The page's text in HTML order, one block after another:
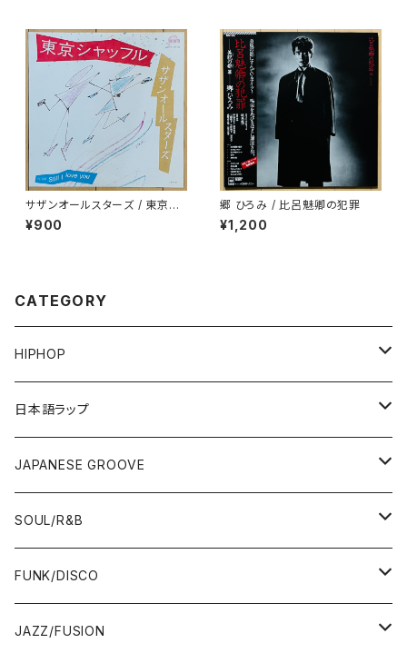
サザンオールスターズ / 東京シ
ャッフル
¥900
郷 ひろみ / 比呂魅卿の犯罪
¥1,200
CATEGORY
HIPHOP
12"/7"
80'S OLD SCHOOL
EARLY 90'S MIDDLE〜NEW SCHOOL
LP
80'S OLD SCHOOL
EARLY 90'S MIDDLE〜NEW SCHOOL
日本語ラップ
12"/7"
80'S OLD SCHOOL〜EARLY 90'S
MID〜LATE 90'S
LP
80'S OLD SCHOOL〜EARLY 90'S
MID〜LATE 90'S
CD/TAPE
CD-R/DEMO/SAMPLE
JAPANESE GROOVE
LP
60'S/70'S
80'S
7"/12"
60'S/70'S
SOUL/R&B
LP
60'S/70'S
12"/7"
FUNK/DISCO
LP
JAZZ/FUSION